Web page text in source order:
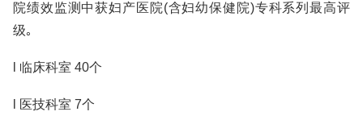
院绩效监测中获妇产医院(含妇幼保健院)专科系列最高评
级｡
l 临床科室 40个
l 医技科室 7个